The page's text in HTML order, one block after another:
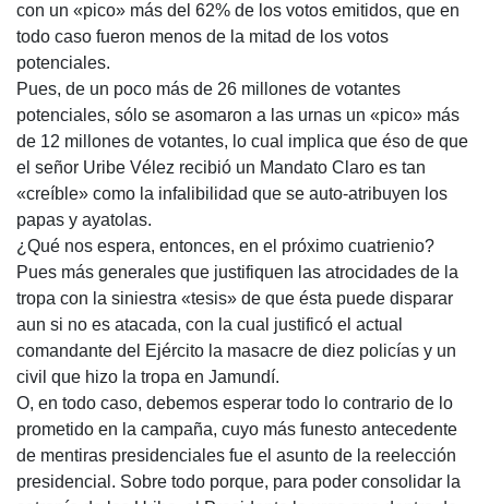
con un «pico» más del 62% de los votos emitidos, que en
todo caso fueron menos de la mitad de los votos
potenciales.
Pues, de un poco más de 26 millones de votantes
potenciales, sólo se asomaron a las urnas un «pico» más
de 12 millones de votantes, lo cual implica que éso de que
el señor Uribe Vélez recibió un Mandato Claro es tan
«creíble» como la infalibilidad que se auto-atribuyen los
papas y ayatolas.
¿Qué nos espera, entonces, en el próximo cuatrienio?
Pues más generales que justifiquen las atrocidades de la
tropa con la siniestra «tesis» de que ésta puede disparar
aun si no es atacada, con la cual justificó el actual
comandante del Ejército la masacre de diez policías y un
civil que hizo la tropa en Jamundí.
O, en todo caso, debemos esperar todo lo contrario de lo
prometido en la campaña, cuyo más funesto antecedente
de mentiras presidenciales fue el asunto de la reelección
presidencial. Sobre todo porque, para poder consolidar la